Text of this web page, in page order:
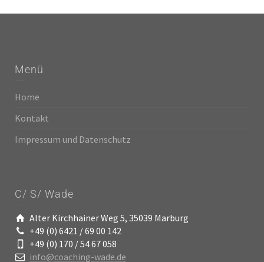
Menü
Home
Kontakt
Impressum und Datenschutz
C/ S/ Wade
Alter Kirchhainer Weg 5, 35039 Marburg
+49 (0) 6421 / 69 00 142
+49 (0) 170 / 54 67 058
info@coaching-wade.de